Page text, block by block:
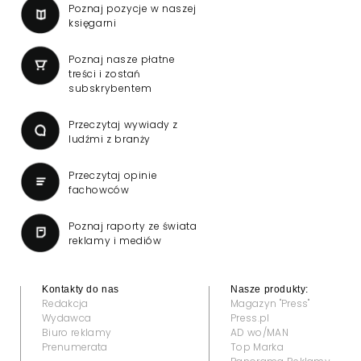
Poznaj pozycje w naszej
księgarni
Poznaj nasze płatne
treści i zostań
subskrybentem
Przeczytaj wywiady z
ludźmi z branży
Przeczytaj opinie
fachowców
Poznaj raporty ze świata
reklamy i mediów
Kontakty do nas
Redakcja
Wydawca
Biuro reklamy
Prenumerata
Nasze produkty:
Magazyn "Press"
Press.pl
AD wo/MAN
Top Marka